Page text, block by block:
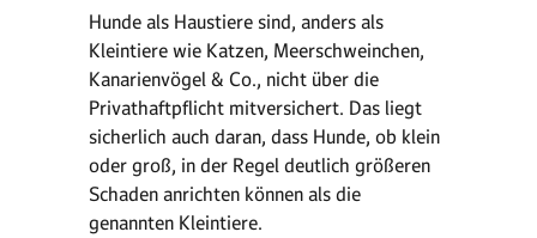
Hunde als Haustiere sind, anders als
Kleintiere wie Katzen, Meerschweinchen,
Kanarienvögel & Co., nicht über die
Privathaftpflicht mitversichert. Das liegt
sicherlich auch daran, dass Hunde, ob klein
oder groß, in der Regel deutlich größeren
Schaden anrichten können als die
genannten Kleintiere.